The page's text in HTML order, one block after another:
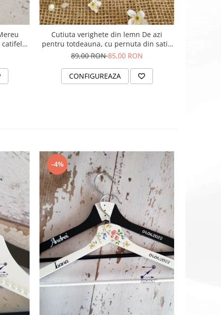
Cutiuta verighete din lemn De azi
pentru totdeauna, cu pernuta din satin
catifelat - personalizata
89,00 RON85,00 RON
CONFIGUREAZA
-4%